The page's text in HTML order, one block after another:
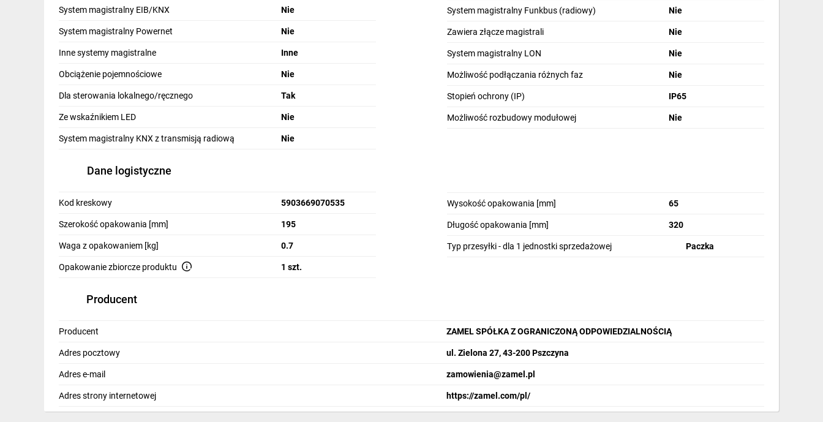
Elektromobilność
Energetyka wiatrowa
Telewizja naziemna i satelitarna
System magistralny EIB/KNX Nie
System magistralny Powernet Nie
Inne systemy magistralne Inne
Obciążenie pojemnościowe Nie
Dla sterowania lokalnego/ręcznego Tak
Ze wskaźnikiem LED Nie
System magistralny KNX z transmisją radiową Nie
System magistralny Funkbus (radiowy) Nie
Zawiera złącze magistrali Nie
System magistralny LON Nie
Możliwość podłączania różnych faz Nie
Stopień ochrony (IP) IP65
Możliwość rozbudowy modułowej Nie
Dane logistyczne
Kod kreskowy 5903669070535
Szerokość opakowania [mm] 195
Waga z opakowaniem [kg] 0.7
Opakowanie zbiorcze produktu 1 szt.
Wysokość opakowania [mm] 65
Długość opakowania [mm] 320
Typ przesyłki - dla 1 jednostki sprzedażowej Paczka
Producent
Producent ZAMEL SPÓŁKA Z OGRANICZONĄ ODPOWIEDZIALNOŚCIĄ
Adres pocztowy ul. Zielona 27, 43-200 Pszczyna
Adres e-mail zamowienia@zamel.pl
Adres strony internetowej https://zamel.com/pl/